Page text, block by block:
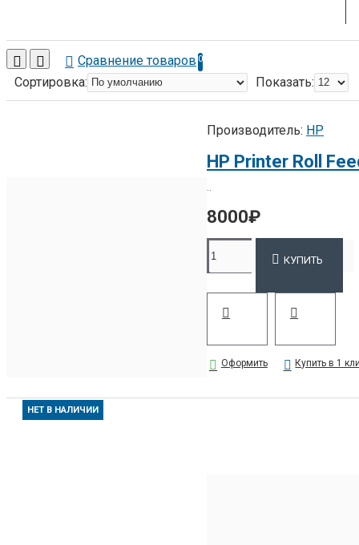
CASTER TABLE TYPE D РОЛИКОВАЯ ПЛАТФОРМА
ТИП D
FINISHER SR3070 ФИНИШЕР ТИП SR3070
4400435 УНИВЕРСАЛЬНЫЙ ПЕРЕПЛЕТЧИК GBC
GBC1712000 РУЛОННЫЙ ЛАМИНАТОР GBC ULTIMA
БРОШЮРОВЩИК GBC CLICKMAN (IBICO CLICKMAN)
C11CE39301A1 СТРУЙНЫЙ ПЛОТТЕР EPSON
Сравнение товаров 0
Сортировка: Показать:
НЕТ В НАЛИЧИИ
Производитель: HP
8000₽
КУПИТЬ
Оформить Купить в 1